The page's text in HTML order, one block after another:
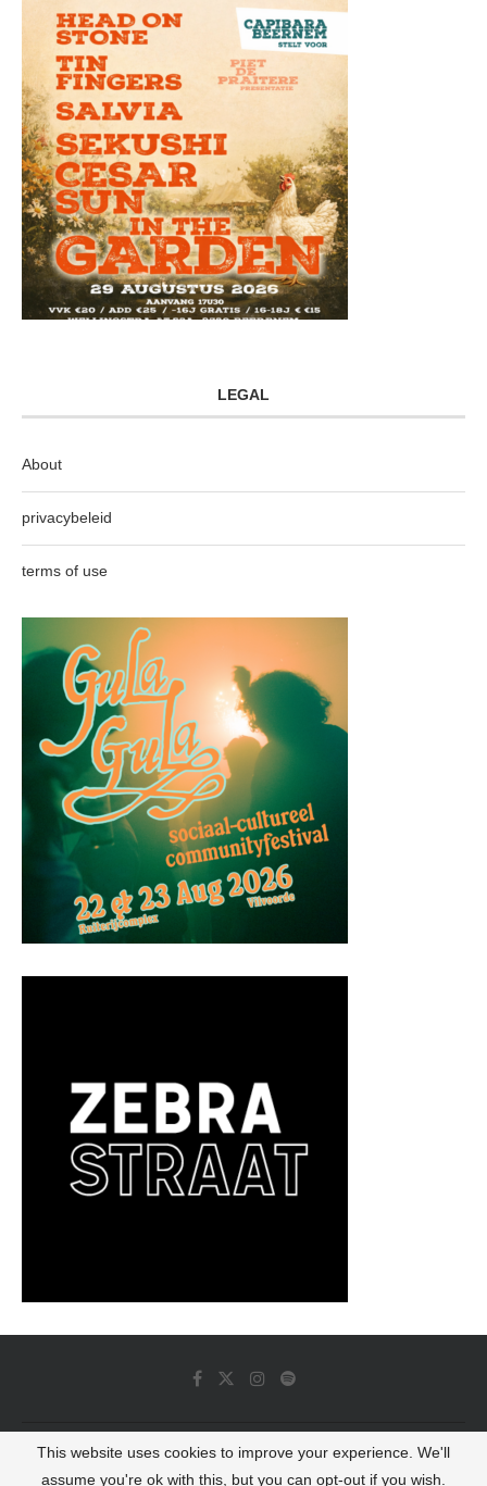
LEGAL
About
privacybeleid
terms of use
© 2022 - Luminous Dash All Rights Reserved
This website uses cookies to improve your experience. We'll
assume you're ok with this, but you can opt-out if you wish.